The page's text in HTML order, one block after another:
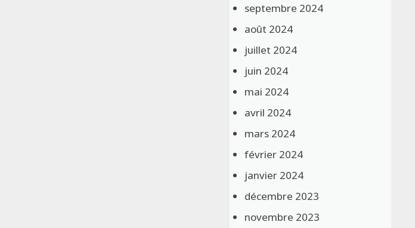
septembre 2024
août 2024
juillet 2024
juin 2024
mai 2024
avril 2024
mars 2024
février 2024
janvier 2024
décembre 2023
novembre 2023